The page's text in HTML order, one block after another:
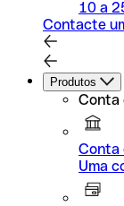
10 a
Contacte
Produtos
Conta
Conta
Uma